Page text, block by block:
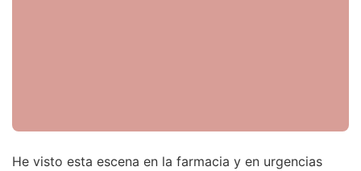
He visto esta escena en la farmacia y en urgencias